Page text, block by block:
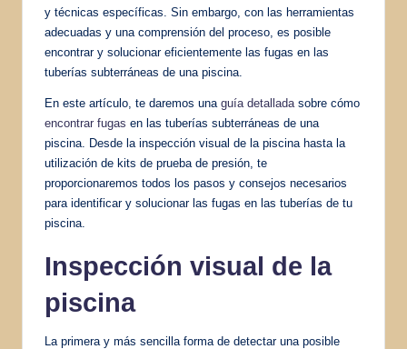
y técnicas específicas. Sin embargo, con las herramientas
adecuadas y una comprensión del proceso, es posible
encontrar y solucionar eficientemente las fugas en las
tuberías subterráneas de una piscina.
En este artículo, te daremos una guía detallada sobre cómo
encontrar fugas en las tuberías subterráneas de una
piscina. Desde la inspección visual de la piscina hasta la
utilización de kits de prueba de presión, te
proporcionaremos todos los pasos y consejos necesarios
para identificar y solucionar las fugas en las tuberías de tu
piscina.
Inspección visual de la
piscina
La primera y más sencilla forma de detectar una posible